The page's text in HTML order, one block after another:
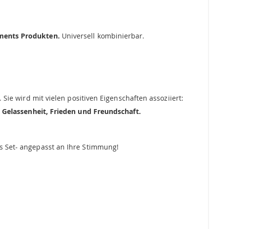
Produkten. Universell kombinierbar.
wird mit vielen positiven Eigenschaften assoziiert:
Frieden und Freundschaft.
angepasst an Ihre Stimmung!